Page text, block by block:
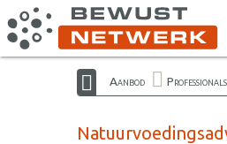
Aanbod Professionals